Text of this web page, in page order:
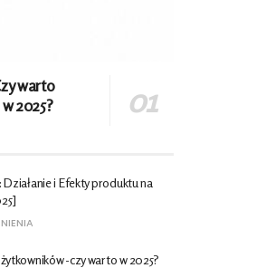
warto
2025?
i Efekty produktu na
-czy warto w 2025?